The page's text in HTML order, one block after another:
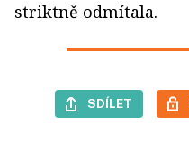
striktně odmítala.
SDÍLET